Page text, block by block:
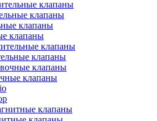
клапаны
клапаны
клапаны
клапаны